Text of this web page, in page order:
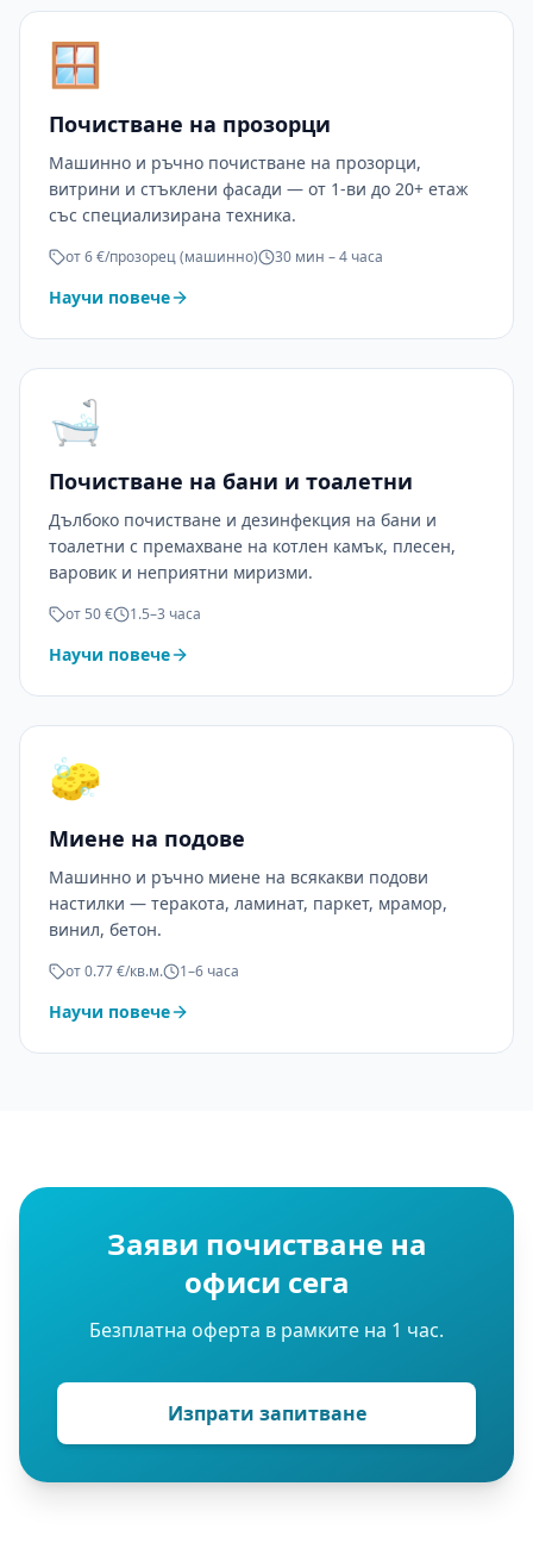
🪟
Почистване на прозорци
Машинно и ръчно почистване на прозорци,
витрини и стъклени фасади — от 1-ви до 20+ етаж
със специализирана техника.
от 6 €/прозорец (машинно) 30 мин – 4 часа
Научи повече
🛁
Почистване на бани и тоалетни
Дълбоко почистване и дезинфекция на бани и
тоалетни с премахване на котлен камък, плесен,
варовик и неприятни миризми.
от 50 € 1.5–3 часа
Научи повече
🧽
Миене на подове
Машинно и ръчно миене на всякакви подови
настилки — теракота, ламинат, паркет, мрамор,
винил, бетон.
от 0.77 €/кв.м. 1–6 часа
Научи повече
Заяви почистване на
офиси сега
Безплатна оферта в рамките на 1 час.
Изпрати запитване